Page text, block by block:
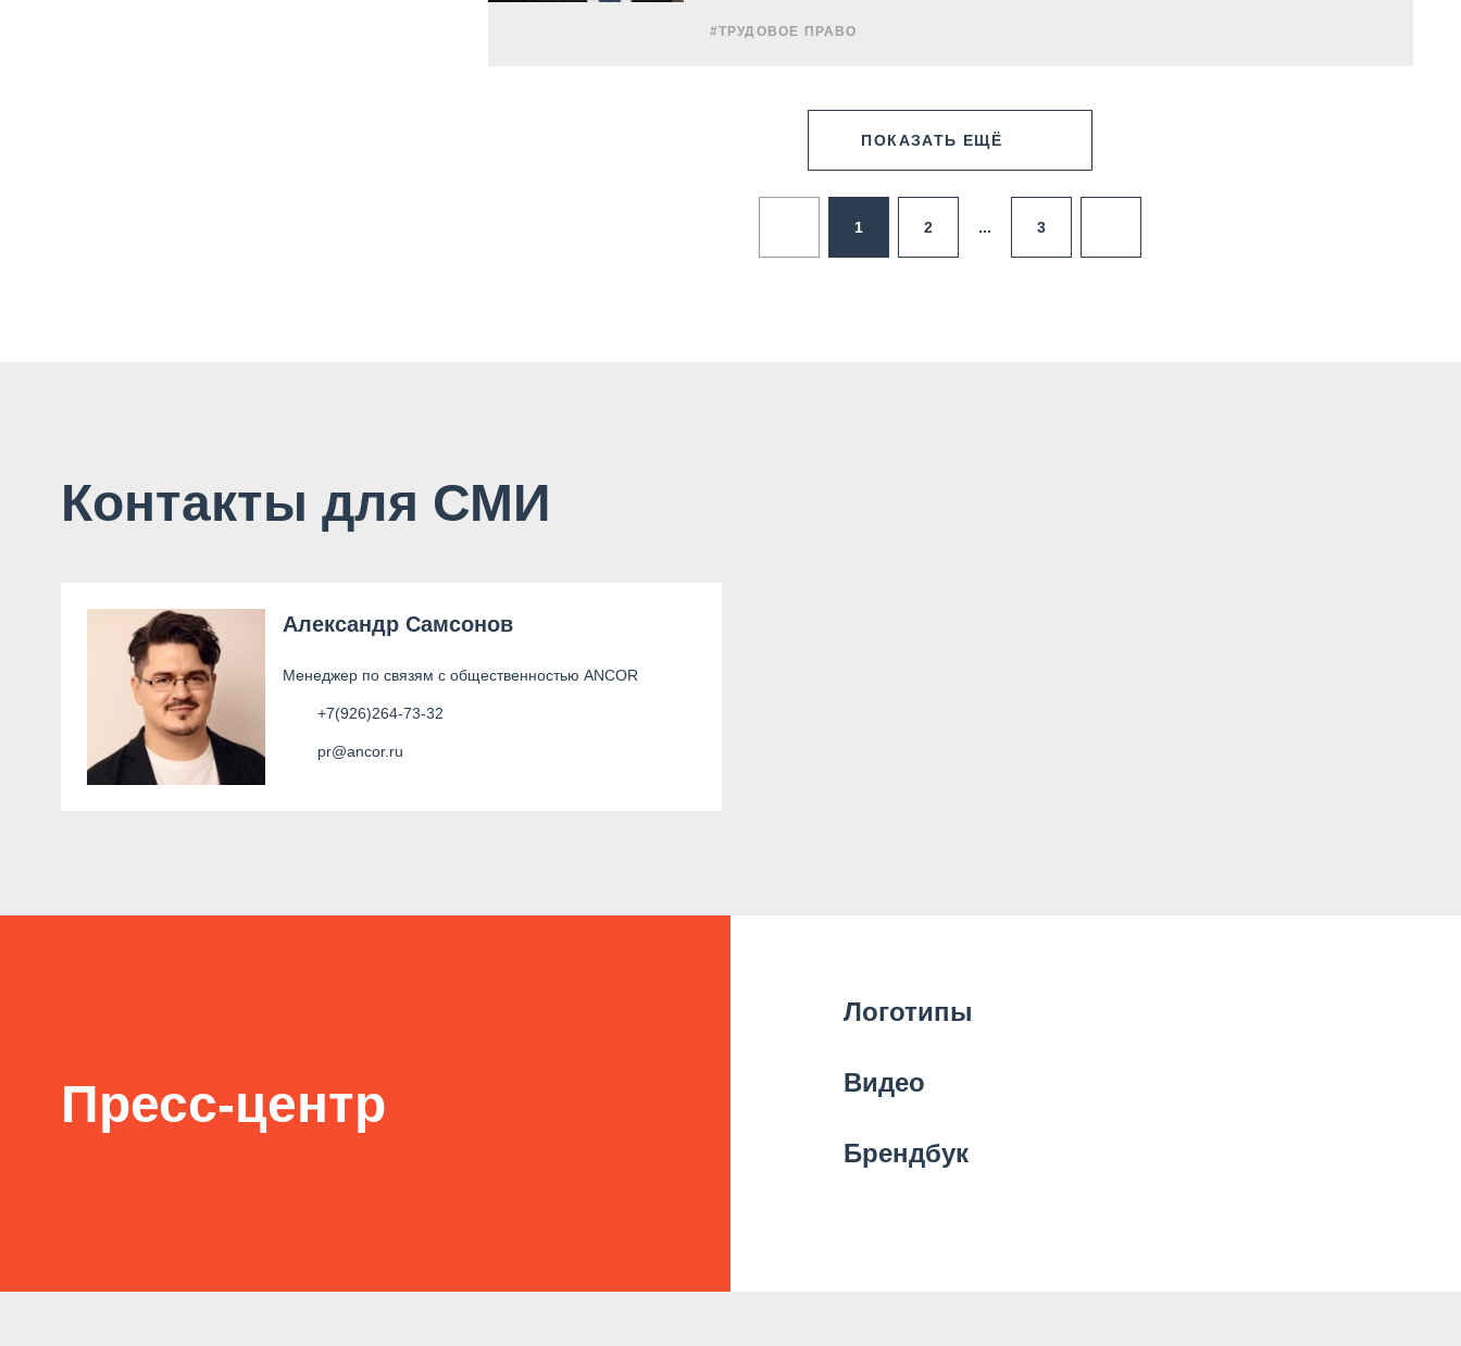
#ТРУДОВОЕ ПРАВО
ПОКАЗАТЬ ЕЩЁ
1 2 ... 3
Контакты для СМИ
Александр Самсонов
Менеджер по связям с общественностью ANCOR
+7(926)264-73-32
pr@ancor.ru
Пресс-центр
Логотипы
Видео
Брендбук